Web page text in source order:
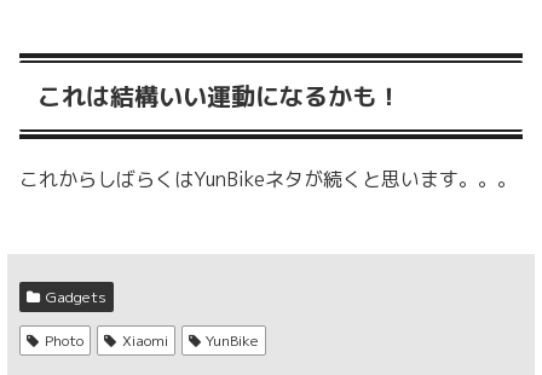
これは結構いい運動になるかも！
これからしばらくはYunBikeネタが続くと思います。。。
Gadgets
Photo Xiaomi YunBike